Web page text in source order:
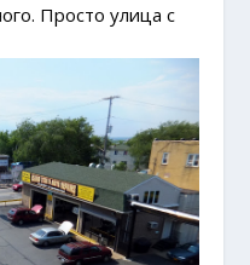
Просто улица с